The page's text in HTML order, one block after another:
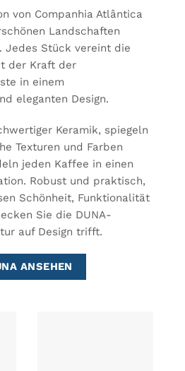
von Companhia Atlântica
Landschaften
Jedes Stück vereint die
der Kraft der
in einem
eleganten Design.
Keramik, spiegeln
Texturen und Farben
jeden Kaffee in einen
Robust und praktisch,
Schönheit, Funktionalität
Sie die DUNA-
auf Design trifft.
ANSEHEN